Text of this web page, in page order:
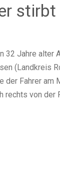
stirbt
Jahre alter
(Landkreis
Fahrer am
von der